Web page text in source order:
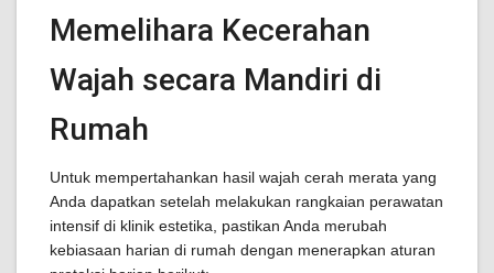
Memelihara Kecerahan
Wajah secara Mandiri di
Rumah
Untuk mempertahankan hasil wajah cerah merata yang
Anda dapatkan setelah melakukan rangkaian perawatan
intensif di klinik estetika, pastikan Anda merubah
kebiasaan harian di rumah dengan menerapkan aturan